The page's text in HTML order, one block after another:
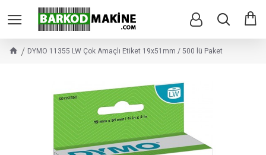
DYMO 11355 LW Çok Amaçlı Etiket 19x51mm / 500 lü Paket